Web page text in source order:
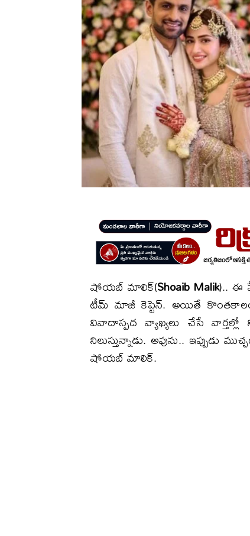
షోయబ్ మాలిక్(Shoaib Malik).. ఈ
టీమ్ మాజీ కెప్టెన్. అయితే
వివాదాస్పద వ్యాఖ్యలు చేసే వార్తల్లో
నిలుస్తున్నాడు. అవును..
షోయబ్ మాలిక్.